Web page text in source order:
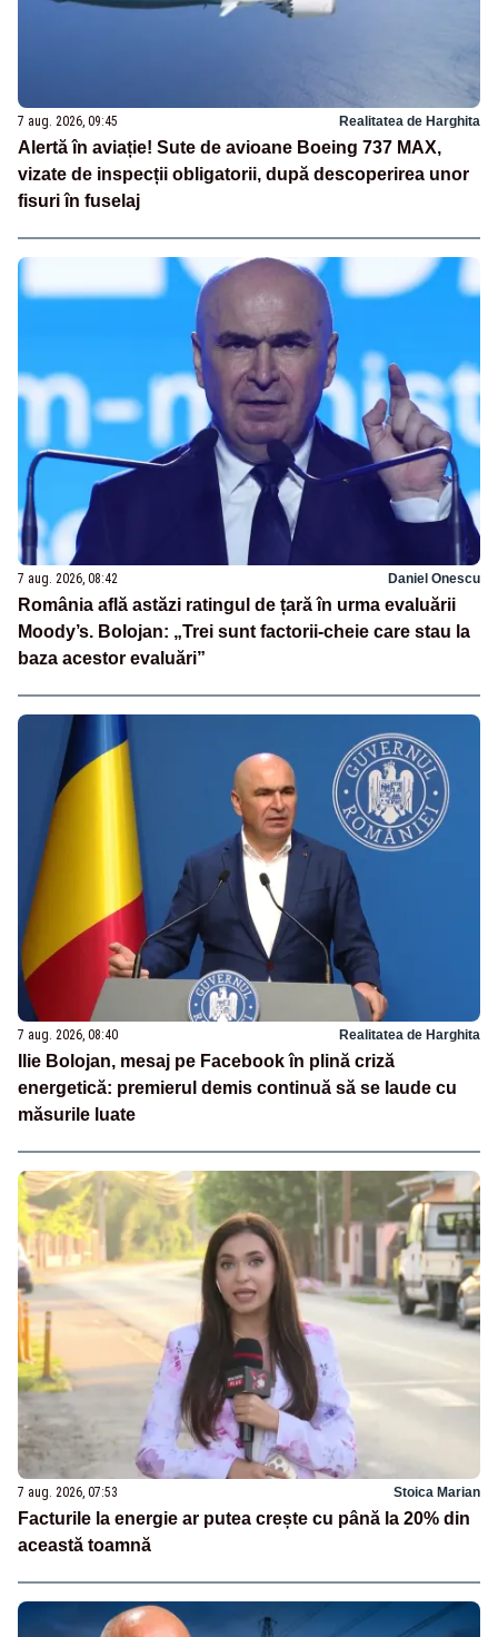
7 aug. 2026, 09:45 Realitatea de Harghita
Alertă în aviație! Sute de avioane Boeing 737 MAX,
vizate de inspecții obligatorii, după descoperirea unor
fisuri în fuselaj
7 aug. 2026, 08:42 Daniel Onescu
România află astăzi ratingul de țară în urma evaluării
Moody’s. Bolojan: „Trei sunt factorii-cheie care stau la
baza acestor evaluări”
7 aug. 2026, 08:40 Realitatea de Harghita
Ilie Bolojan, mesaj pe Facebook în plină criză
energetică: premierul demis continuă să se laude cu
măsurile luate
7 aug. 2026, 07:53 Stoica Marian
Facturile la energie ar putea crește cu până la 20% din
această toamnă